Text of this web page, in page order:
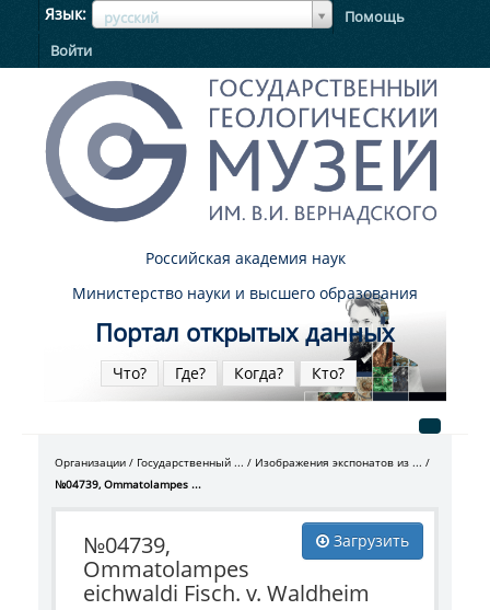
Язык русский
ЯзыкЯзык
Помощь
Войти
Российская академия наук
Министерство науки и высшего образования
Портал открытых данных
Что? Где? Когда? Кто?
Организации Государственный ...
Изображения экспонатов из ...
№04739, Ommatolampes ...
Загрузить
№04739,
Ommatolampes
eichwaldi Fisch. v. Waldheim